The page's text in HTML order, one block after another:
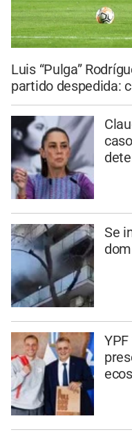
Luis “Pulga”
partido despedida:
Se